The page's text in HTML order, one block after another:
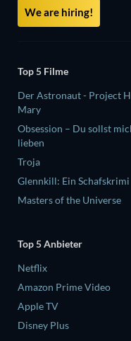
We are hiring!
Top 5 Filme
Der Astronaut - Project
Mary
Obsession – Du sollst
lieben
Troja
Glennkill: Ein Schafskrimi
Masters of the Universe
Top 5 Anbieter
Netflix
Amazon Prime Video
Apple TV
Disney Plus